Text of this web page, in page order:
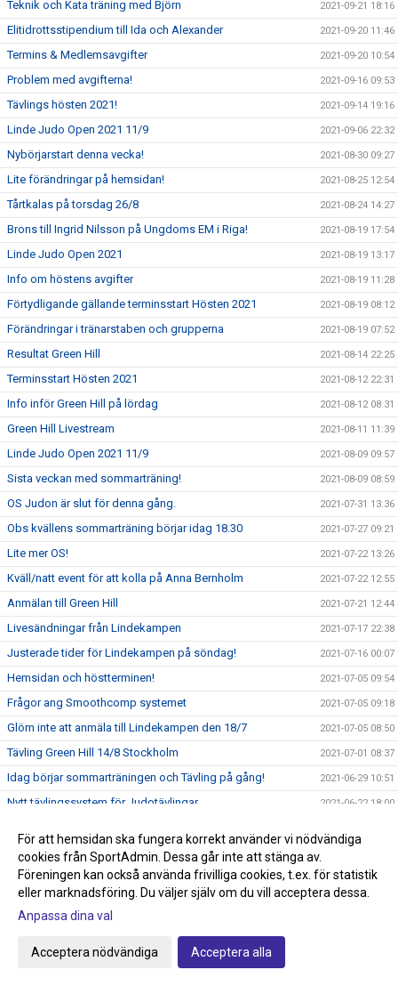
Teknik och Kata träning med Björn 2021-09-21 18:16
Elitidrottsstipendium till Ida och Alexander 2021-09-20 11:46
Termins & Medlemsavgifter 2021-09-20 10:54
Problem med avgifterna! 2021-09-16 09:53
Tävlings hösten 2021! 2021-09-14 19:16
Linde Judo Open 2021 11/9 2021-09-06 22:32
Nybörjarstart denna vecka! 2021-08-30 09:27
Lite förändringar på hemsidan! 2021-08-25 12:54
Tårtkalas på torsdag 26/8 2021-08-24 14:27
Brons till Ingrid Nilsson på Ungdoms EM i Riga! 2021-08-19 17:54
Linde Judo Open 2021 2021-08-19 13:17
Info om höstens avgifter 2021-08-19 11:28
Förtydligande gällande terminsstart Hösten 2021 2021-08-19 08:12
Förändringar i tränarstaben och grupperna 2021-08-19 07:52
Resultat Green Hill 2021-08-14 22:25
Terminsstart Hösten 2021 2021-08-12 22:31
Info inför Green Hill på lördag 2021-08-12 08:31
Green Hill Livestream 2021-08-11 11:39
Linde Judo Open 2021 11/9 2021-08-09 09:57
Sista veckan med sommarträning! 2021-08-09 08:59
OS Judon är slut för denna gång. 2021-07-31 13:36
Obs kvällens sommarträning börjar idag 18.30 2021-07-27 09:21
Lite mer OS! 2021-07-22 13:26
Kväll/natt event för att kolla på Anna Bernholm 2021-07-22 12:55
Anmälan till Green Hill 2021-07-21 12:44
Livesändningar från Lindekampen 2021-07-17 22:38
Justerade tider för Lindekampen på söndag! 2021-07-16 00:07
Hemsidan och höstterminen! 2021-07-05 09:54
Frågor ang Smoothcomp systemet 2021-07-05 09:18
Glöm inte att anmäla till Lindekampen den 18/7 2021-07-05 08:50
Tävling Green Hill 14/8 Stockholm 2021-07-01 08:37
Idag börjar sommarträningen och Tävling på gång! 2021-06-29 10:51
Nytt tävlingssystem för Judotävlingar 2021-06-22 18:00
Knappen klubbshop är uppdaterad
Passa på och stötta klubben, köp klubbkläder på Team
Sportia
Anmälan till avslutningen den 29/5 anmäl så fort som
Graderingstider vart köper jag mitt bälte?
För att hemsidan ska fungera korrekt använder vi nödvändiga
cookies från SportAdmin. Dessa går inte att stänga av.
Föreningen kan också använda frivilliga cookies, t.ex. för statistik
eller marknadsföring. Du väljer själv om du vill acceptera dessa.
Anpassa dina val
Acceptera nödvändiga Acceptera alla